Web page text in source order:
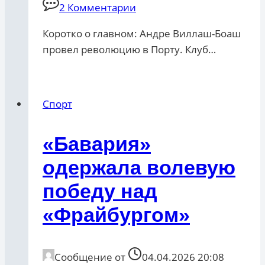
2 Комментарии
Коротко о главном: Андре Виллаш-Боаш
провел революцию в Порту. Клуб…
Спорт
«Бавария»
одержала волевую
победу над
«Фрайбургом»
Сообщение от
04.04.2026 20:08